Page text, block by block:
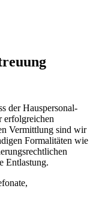
der Hauspersonal-
erfolgreichen
Vermittlung sind wir
Formalitäten wie
Entlastung.